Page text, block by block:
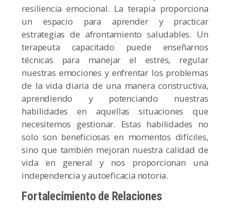
resiliencia emocional. La terapia proporciona
un espacio para aprender y practicar
estrategias de afrontamiento saludables. Un
terapeuta capacitado puede enseñarnos
técnicas para manejar el estrés, regular
nuestras emociones y enfrentar los problemas
de la vida diaria de una manera constructiva,
aprendiendo y potenciando nuestras
habilidades en aquellas situaciones que
necesitemos gestionar. Estas habilidades no
solo son beneficiosas en momentos difíciles,
sino que también mejoran nuestra calidad de
vida en general y nos proporcionan una
independencia y autoeficacia notoria.
Fortalecimiento de Relaciones